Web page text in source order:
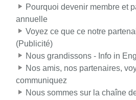
Pourquoi devenir membre et
annuelle
Voyez ce que ce notre
(Publicité)
Nous grandissons - Info in
Nos amis, nos partenaires,
communiquez
Nous sommes sur la chaîne